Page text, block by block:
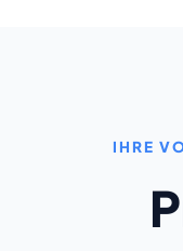
IHRE